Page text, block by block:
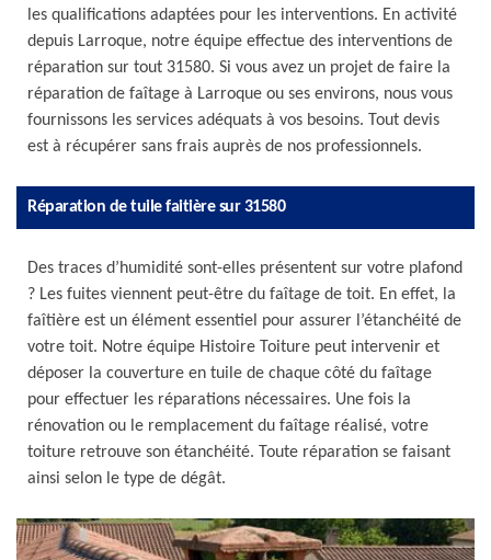
les qualifications adaptées pour les interventions. En activité
depuis Larroque, notre équipe effectue des interventions de
réparation sur tout 31580. Si vous avez un projet de faire la
réparation de faîtage à Larroque ou ses environs, nous vous
fournissons les services adéquats à vos besoins. Tout devis
est à récupérer sans frais auprès de nos professionnels.
Réparation de tuile faitière sur 31580
Des traces d’humidité sont-elles présentent sur votre plafond
? Les fuites viennent peut-être du faîtage de toit. En effet, la
faîtière est un élément essentiel pour assurer l’étanchéité de
votre toit. Notre équipe Histoire Toiture peut intervenir et
déposer la couverture en tuile de chaque côté du faîtage
pour effectuer les réparations nécessaires. Une fois la
rénovation ou le remplacement du faîtage réalisé, votre
toiture retrouve son étanchéité. Toute réparation se faisant
ainsi selon le type de dégât.